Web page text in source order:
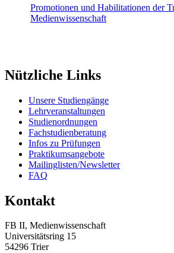
Promotionen und Habilitationen der
Medienwissenschaft
Nützliche Links
Unsere Studiengänge
Lehrveranstaltungen
Studienordnungen
Fachstudienberatung
Infos zu Prüfungen
Praktikumsangebote
Mailinglisten/Newsletter
FAQ
Kontakt
FB II, Medienwissenschaft
Universitätsring 15
54296 Trier